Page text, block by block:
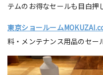
テムのお得なセールも目白押
東京ショールーム
料・メンテナンス用品のセー